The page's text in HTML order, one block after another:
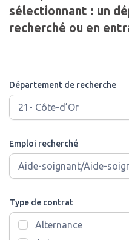
sélectionnant : un
recherché ou en
Département de recherche
Emploi recherché
Type de contrat
Alternance